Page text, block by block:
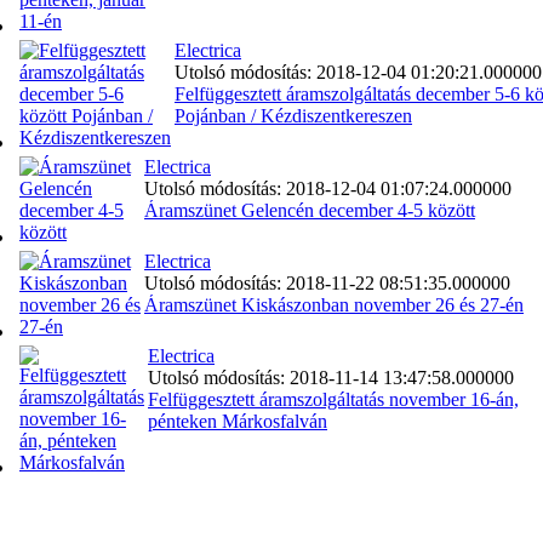
Electrica
Utolsó módosítás: 2018-12-04 01:20:21.000000
Felfüggesztett áramszolgáltatás december 5-6
Pojánban / Kézdiszentkereszen
Electrica
Utolsó módosítás: 2018-12-04 01:07:24.000000
Áramszünet Gelencén december 4-5 között
Electrica
Utolsó módosítás: 2018-11-22 08:51:35.000000
Áramszünet Kiskászonban november 26 és 27-én
Electrica
Utolsó módosítás: 2018-11-14 13:47:58.000000
Felfüggesztett áramszolgáltatás november 16-án,
pénteken Márkosfalván